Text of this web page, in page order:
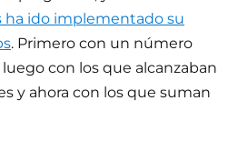
ha ido implementado su
. Primero con un número
con los que alcanzaban
y ahora con los que suman